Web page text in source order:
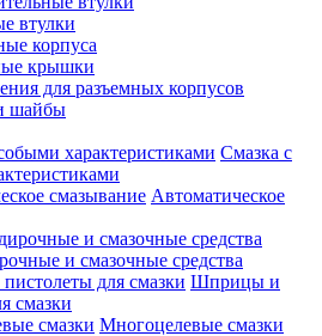
втулки
корпуса
крышки
для разъемных корпусов
шайбы
Смазка с
Автоматическое
и смазочные средства
Шприцы и
смазки
Многоцелевые смазки